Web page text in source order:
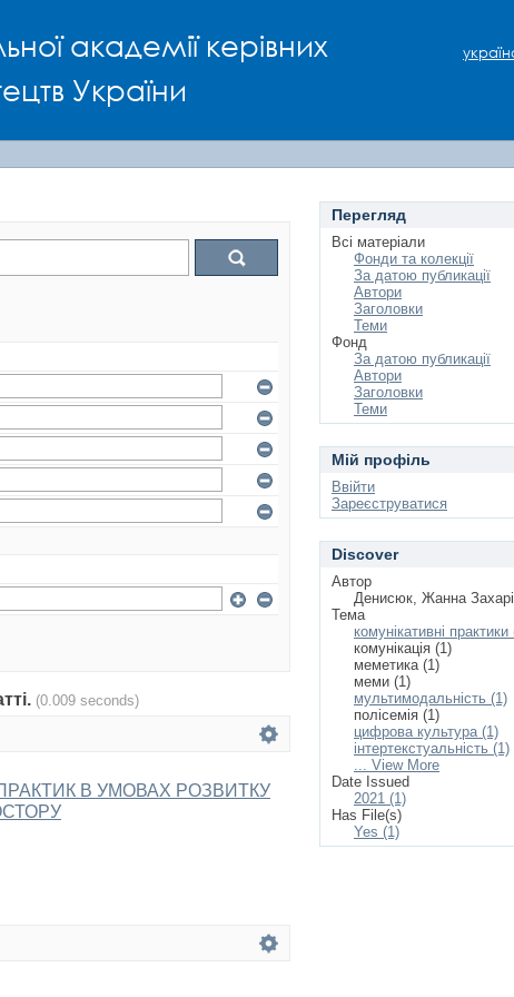
академії керівних
України
(0.009 seconds)
В УМОВАХ РОЗВИТКУ
Перегляд
Всі матеріали
Фонди та колекції
За датою публикації
Автори
Заголовки
Теми
Фонд
За датою публикації
Автори
Заголовки
Теми
Мій профіль
Ввійти
Зареєструватися
Discover
Автор
Денисюк, Жанна
Тема
комунікативні практики
комунікація (1)
меметика (1)
меми (1)
мультимодальність (1)
полісемія (1)
цифрова культура (1)
інтертекстуальність (1)
... View More
Date Issued
2021 (1)
Has File(s)
Yes (1)